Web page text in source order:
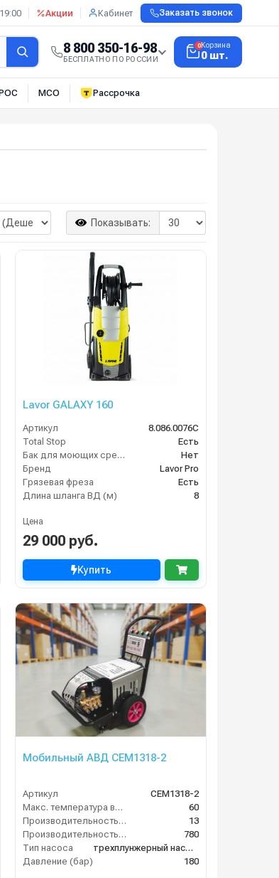
Акции Кабинет Заказать звонок
8 800 350-16-98
БЕСПЛАТНО ПО РОССИИ
0Корзина
0 шт.
МСО Рассрочка
Показывать:
Lavor GALAXY 160
Артикул
8.086.0076C
Total Stop
Есть
Бак для моющих средств
Нет
Бренд
Lavor Pro
Грязевая фреза
Есть
Длина шланга ВД (м)
8
Цена
29 000 руб.
Купить
Мобильный АВД CEM1318-2
Артикул
CEM1318-2
Макс. температура воды (°C)
60
Производительность (л/мин)
13
Производительность (л/ч)
780
Тип насоса
трехплунжерный насос с цельнокерамическими плунжерами
Давление (бар)
180